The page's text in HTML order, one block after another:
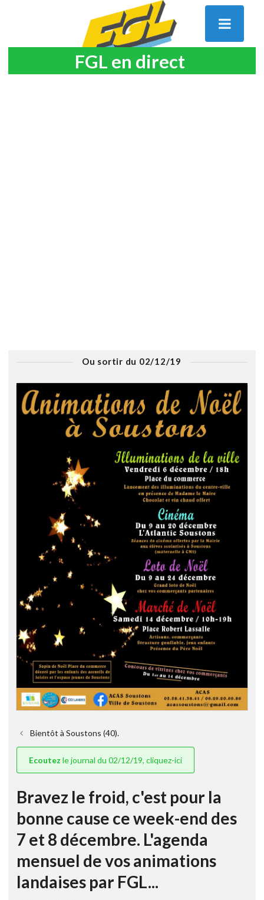
FGL en direct
Ou sortir du 02/12/19
Bientôt à Soustons (40).
Ecoutez le journal du 02/12/19, cliquez-ici
Bravez le froid, c'est pour la
bonne cause ce week-end des
7 et 8 décembre. L'agenda
mensuel de vos animations
landaises par FGL...